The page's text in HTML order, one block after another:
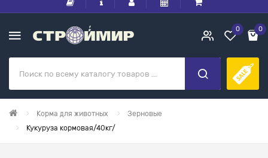
0 0
Корма для животных
Зерновые
Кукуруза кормовая/40кг/